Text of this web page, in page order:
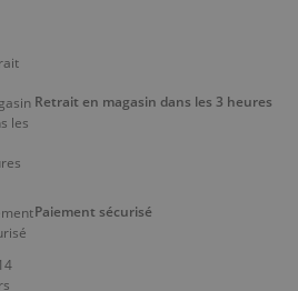
Retrait en magasin dans les 3 heures
Paiement sécurisé